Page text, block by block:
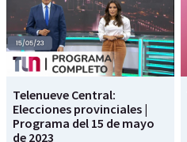
Telenueve Central:
Elecciones provinciales |
Programa del 15 de mayo
de 2023